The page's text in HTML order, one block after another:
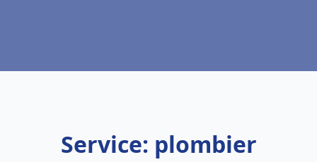
Service: plombier